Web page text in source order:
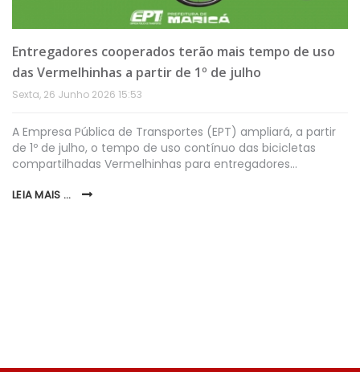
Entregadores cooperados terão mais tempo de uso
das Vermelhinhas a partir de 1º de julho
Sexta, 26 Junho 2026 15:53
A Empresa Pública de Transportes (EPT) ampliará, a partir
de 1º de julho, o tempo de uso contínuo das bicicletas
compartilhadas Vermelhinhas para entregadores…
LEIA MAIS ...